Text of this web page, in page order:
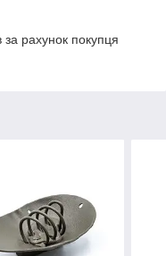
рахунок покупця